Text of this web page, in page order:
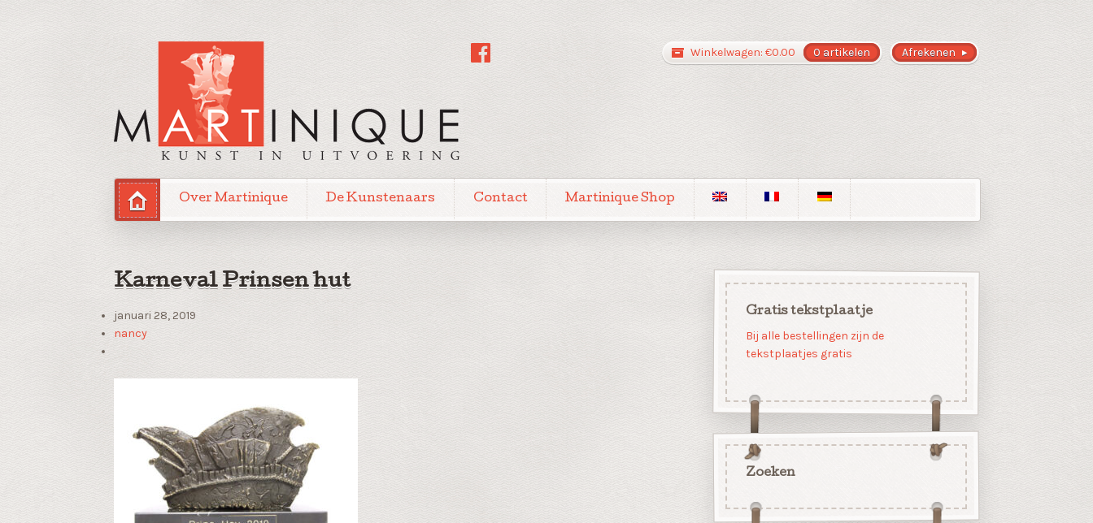
Afrekenen
Winkelwagen: €0.00 0 artikelen
Over Martinique De Kunstenaars Contact Martinique Shop
Karneval Prinsen hut
januari 28, 2019
nancy
Gratis tekstplaatje
Bij alle bestellingen zijn de
tekstplaatjes gratis
Zoeken